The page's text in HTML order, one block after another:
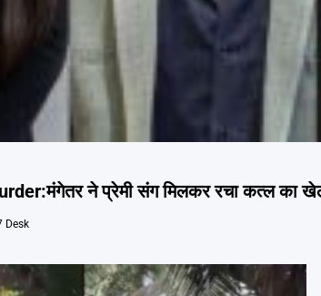
ने प्रेमी संग मिलकर रचा कत्ल का
Desk